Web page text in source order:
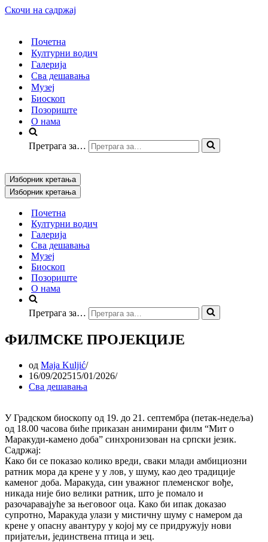
Скочи на садржај
Почетна
Културни водич
Галерија
Сва дешавања
Музеј
Биоскоп
Позориште
О нама
Претрага за…
Изборник кретања
Изборник кретања
Почетна
Културни водич
Галерија
Сва дешавања
Музеј
Биоскоп
Позориште
О нама
Претрага за…
ФИЛМСКЕ ПРОЈЕКЦИЈЕ
од Maja Kuljić
16/09/202515/01/2026
Сва дешавања
У Градском биоскопу од 19. до 21. септембра (петак-недеља)
од 18.00 часова биће приказан анимирани филм “Мит о
Маракуди-камено доба” синхронизован на српски језик.
Садржај:
Како би се показао колико вреди, сваки млади амбициозни
ратник мора да крене у у лов, у шуму, као део традиције
каменог доба. Маракуда, син уважног племенског вође,
никада није био велики ратник, што је помало и
разочаравајуће за његовоог оца. Како би ипак доказао
супротно, Маракуда улази у мистичну шуму с намером да
крене у опасну авантуру у којој му се придружују нови
пријатељи, јединствена птица и зец.